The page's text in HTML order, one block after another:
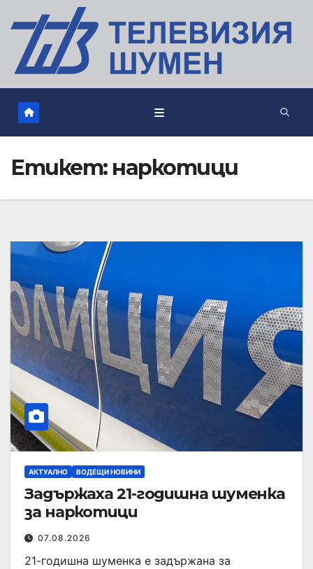
Етикет: наркотици
АКТУАЛНО ВОДЕЩИ НОВИНИ
Задържаха 21-годишна шуменка
за наркотици
07.08.2026
21-годишна шуменка е задържана за